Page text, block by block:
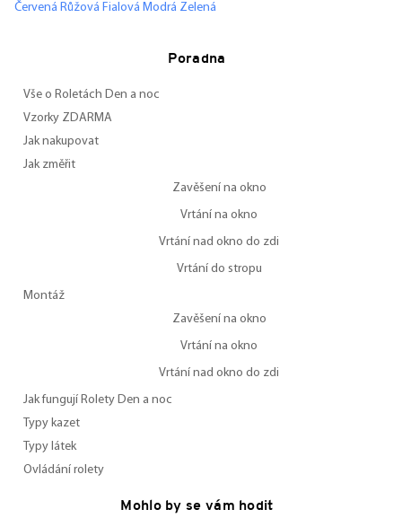
Červená Růžová Fialová Modrá Zelená
Poradna
Vše o Roletách Den a noc
Vzorky ZDARMA
Jak nakupovat
Jak změřit
Zavěšení na okno
Vrtání na okno
Vrtání nad okno do zdi
Vrtání do stropu
Montáž
Zavěšení na okno
Vrtání na okno
Vrtání nad okno do zdi
Jak fungují Rolety Den a noc
Typy kazet
Typy látek
Ovládání rolety
Mohlo by se vám hodit